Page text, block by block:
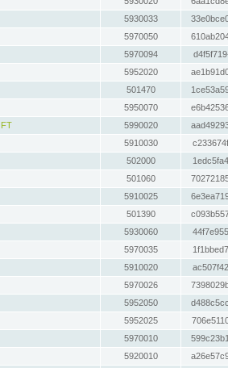
5930033
5970050
5970094
5952020
501470
5950070
5990020
5910030
502000
501060
5910025
501390
5930060
5970035
5910020
5970026
5952050
5952025
5970010
5920010